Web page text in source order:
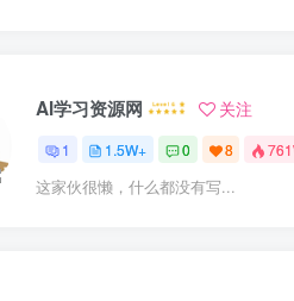
AI学习资源网 关注
1 1.5W+ 0 8
这家伙很懒，什么都没有写...